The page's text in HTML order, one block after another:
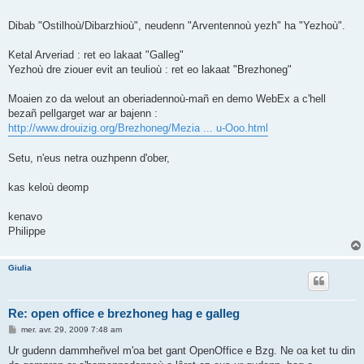
Dibab "Ostilhoù/Dibarzhioù", neudenn "Arventennoù yezh" ha "Yezhoù".
Ketal Arveriad : ret eo lakaat "Galleg"
Yezhoù dre ziouer evit an teulioù : ret eo lakaat "Brezhoneg"
Moaien zo da welout an oberiadennoù-mañ en demo WebEx a c'hell
bezañ pellgarget war ar bajenn :
http://www.drouizig.org/Brezhoneg/Mezia ... u-Ooo.html
Setu, n'eus netra ouzhpenn d'ober,
kas keloù deomp
kenavo
Philippe
Giulia
Re: open office e brezhoneg hag e galleg
M
s
mer. avr. 29, 2009 7:48 am
Ur gudenn dammheñvel m'oa bet gant OpenOffice e Bzg. Ne oa ket tu din